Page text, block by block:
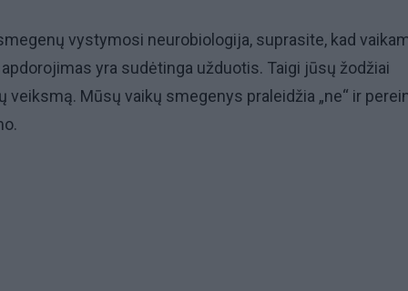
vystymosi neurobiologija, suprasite, kad
yra sudėtinga užduotis. Taigi jūsų žodžiai
veiksmą. Mūsų vaikų smegenys praleidžia „ne“ ir